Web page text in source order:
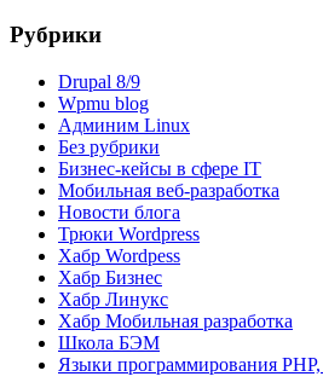
Рубрики
Drupal 8/9
Wpmu blog
Админим Linux
Без рубрики
Бизнес-кейсы в сфере IT
Мобильная веб-разработка
Новости блога
Трюки Wordpress
Хабр Wordpess
Хабр Бизнес
Хабр Линукс
Хабр Мобильная разработка
Школа БЭМ
Языки программирования PHP,